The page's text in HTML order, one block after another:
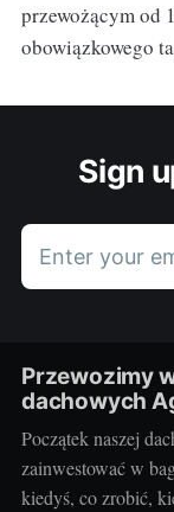
przewożącym od
obowiązkowego
Sign
Enter your
Przewozimy
dachowych
Początek naszej
zainwestować w
kiedyś, co zrobić,